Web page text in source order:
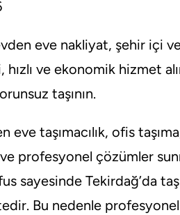
eve nakliyat, şehir içi ve
ve ekonomik hizmet
taşının.
taşımacılık, ofis
profesyonel çözümler
sayesinde Tekirdağ’da
Bu nedenle profesyonel